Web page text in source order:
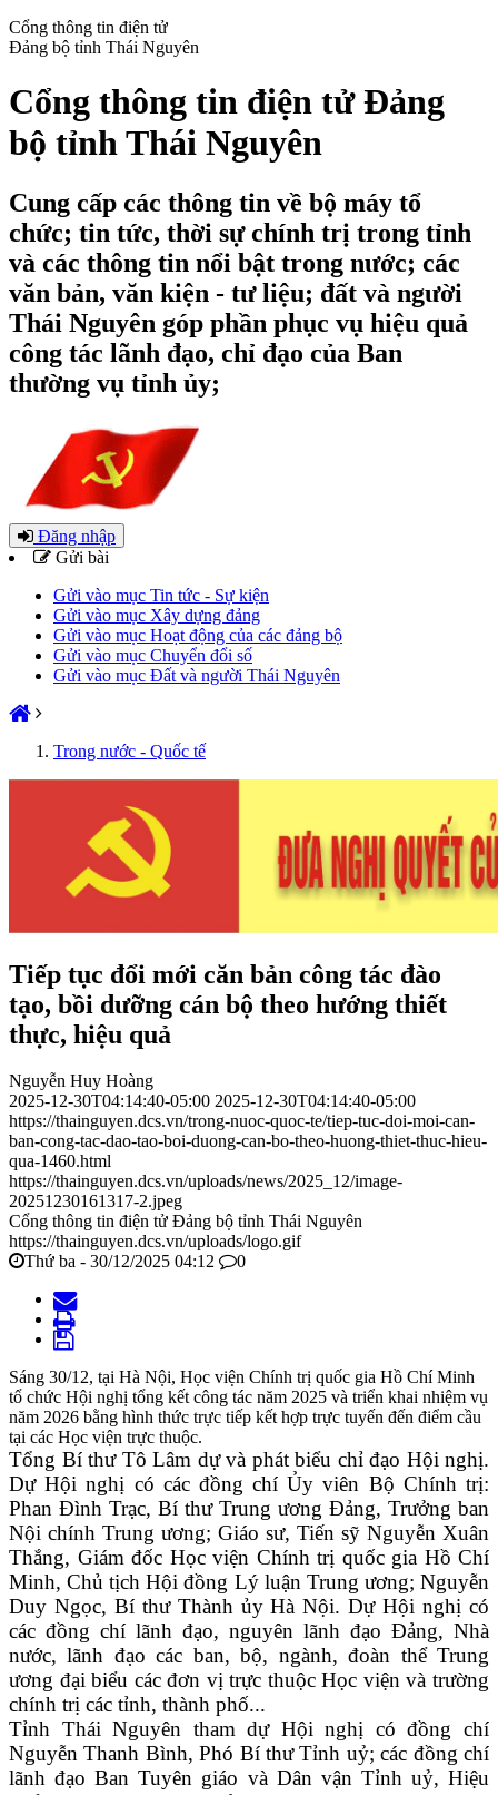
Cổng thông tin điện tử
Đảng bộ tỉnh Thái Nguyên
Cổng thông tin điện tử Đảng
bộ tỉnh Thái Nguyên
Cung cấp các thông tin về bộ máy tổ
chức; tin tức, thời sự chính trị trong tỉnh
và các thông tin nổi bật trong nước; các
văn bản, văn kiện - tư liệu; đất và người
Thái Nguyên góp phần phục vụ hiệu quả
công tác lãnh đạo, chỉ đạo của Ban
thường vụ tỉnh ủy;
Đăng nhập
Gửi bài
Gửi vào mục Tin tức - Sự kiện
Gửi vào mục Xây dựng đảng
Gửi vào mục Hoạt động của các đảng bộ
Gửi vào mục Chuyển đổi số
Gửi vào mục Đất và người Thái Nguyên
Trong nước - Quốc tế
Tiếp tục đổi mới căn bản công tác đào
tạo, bồi dưỡng cán bộ theo hướng thiết
thực, hiệu quả
Nguyễn Huy Hoàng
2025-12-30T04:14:40-05:00 2025-12-30T04:14:40-05:00
https://thainguyen.dcs.vn/trong-nuoc-quoc-te/tiep-tuc-doi-moi-can-
ban-cong-tac-dao-tao-boi-duong-can-bo-theo-huong-thiet-thuc-hieu-
qua-1460.html
https://thainguyen.dcs.vn/uploads/news/2025_12/image-
20251230161317-2.jpeg
Cổng thông tin điện tử Đảng bộ tỉnh Thái Nguyên
https://thainguyen.dcs.vn/uploads/logo.gif
Thứ ba - 30/12/2025 04:12
0
Sáng 30/12, tại Hà Nội, Học viện Chính trị quốc gia Hồ Chí Minh
tổ chức Hội nghị tổng kết công tác năm 2025 và triển khai nhiệm vụ
năm 2026 bằng hình thức trực tiếp kết hợp trực tuyến đến điểm cầu
tại các Học viện trực thuộc.
Tổng Bí thư Tô Lâm dự và phát biểu chỉ đạo Hội nghị.
Dự Hội nghị có các đồng chí Ủy viên Bộ Chính trị:
Phan Đình Trạc, Bí thư Trung ương Đảng, Trưởng ban
Nội chính Trung ương; Giáo sư, Tiến sỹ Nguyễn Xuân
Thắng, Giám đốc Học viện Chính trị quốc gia Hồ Chí
Minh, Chủ tịch Hội đồng Lý luận Trung ương; Nguyễn
Duy Ngọc, Bí thư Thành ủy Hà Nội. Dự Hội nghị có
các đồng chí lãnh đạo, nguyên lãnh đạo Đảng, Nhà
nước, lãnh đạo các ban, bộ, ngành, đoàn thể Trung
ương đại biểu các đơn vị trực thuộc Học viện và trường
chính trị các tỉnh, thành phố...
Tỉnh Thái Nguyên tham dự Hội nghị có đồng chí
Nguyễn Thanh Bình, Phó Bí thư Tỉnh uỷ; các đồng chí
lãnh đạo Ban Tuyên giáo và Dân vận Tỉnh uỷ, Hiệu